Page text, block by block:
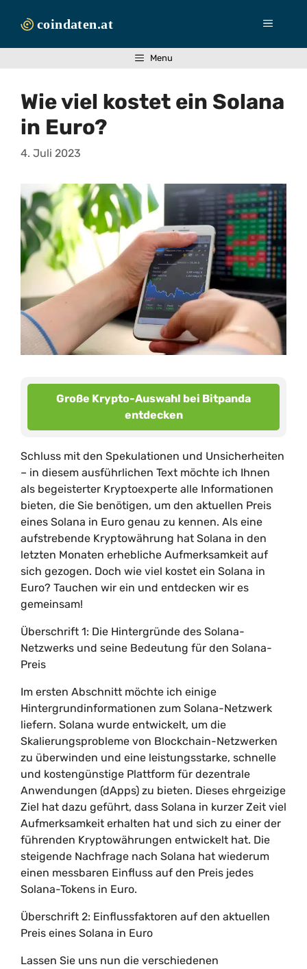
Inhalt
Menü
Menu
Wie viel kostet ein Solana
in Euro?
4. Juli 2023
Große Krypto-Auswahl bei Bitpanda
entdecken
Schluss mit den Spekulationen und Unsicherheiten
– in diesem ausführlichen Text möchte ich Ihnen
als begeisterter Kryptoexperte alle Informationen
bieten, die Sie benötigen, um den aktuellen Preis
eines Solana in Euro genau zu kennen. Als eine
aufstrebende Kryptowährung hat Solana in den
letzten Monaten erhebliche Aufmerksamkeit auf
sich gezogen. Doch wie viel kostet ein Solana in
Euro? Tauchen wir ein und entdecken wir es
gemeinsam!
Überschrift 1: Die Hintergründe des Solana-
Netzwerks und seine Bedeutung für den Solana-
Preis
Im ersten Abschnitt möchte ich einige
Hintergrundinformationen zum Solana-Netzwerk
liefern. Solana wurde entwickelt, um die
Skalierungsprobleme von Blockchain-Netzwerken
zu überwinden und eine leistungsstarke, schnelle
und kostengünstige Plattform für dezentrale
Anwendungen (dApps) zu bieten. Dieses ehrgeizige
Ziel hat dazu geführt, dass Solana in kurzer Zeit viel
Aufmerksamkeit erhalten hat und sich zu einer der
führenden Kryptowährungen entwickelt hat. Die
steigende Nachfrage nach Solana hat wiederum
einen messbaren Einfluss auf den Preis jedes
Solana-Tokens in Euro.
Überschrift 2: Einflussfaktoren auf den aktuellen
Preis eines Solana in Euro
Lassen Sie uns nun die verschiedenen